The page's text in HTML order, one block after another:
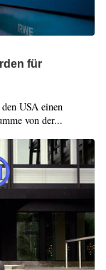
für
USA einen
von der...